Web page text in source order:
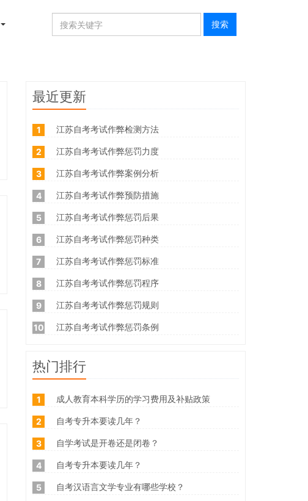
最近更新
1 江苏自考考试作弊检测方法
2 江苏自考考试作弊惩罚力度
3 江苏自考考试作弊案例分析
4 江苏自考考试作弊预防措施
5 江苏自考考试作弊惩罚后果
6 江苏自考考试作弊惩罚种类
7 江苏自考考试作弊惩罚标准
8 江苏自考考试作弊惩罚程序
9 江苏自考考试作弊惩罚规则
10 江苏自考考试作弊惩罚条例
热门排行
1 成人教育本科学历的学习费用及补贴政策
2 自考专升本要读几年？
3 自学考试是开卷还是闭卷？
4 自考专升本要读几年？
5 自考汉语言文学专业有哪些学校？